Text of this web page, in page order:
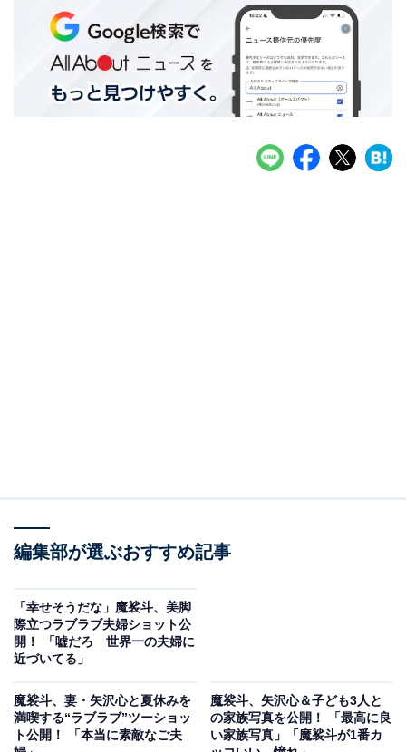
編集部が選ぶおすすめ記事
「幸せそうだな」魔裟斗、美脚
際立つラブラブ夫婦ショット公
開！ 「嘘だろ 世界一の夫婦に
近づいてる」
魔裟斗、妻・矢沢心と夏休みを
満喫する“ラブラブ”ツーショッ
ト公開！ 「本当に素敵なご夫
魔裟斗、矢沢心＆子ども3人と
の家族写真を公開！ 「最高に良
い家族写真」「魔裟斗が1番カ